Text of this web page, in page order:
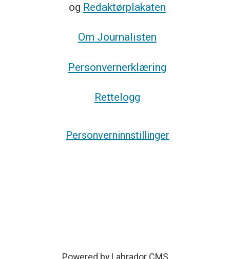
og Redaktørplakaten
Om Journalisten
Personvernerklæring
Rettelogg
Personverninnstillinger
Powered by Labrador CMS